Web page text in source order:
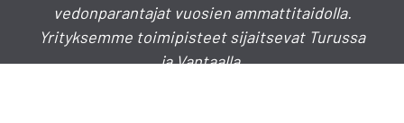
vedonparantajat vuosien ammattitaidolla.
Yrityksemme toimipisteet sijaitsevat Turussa
ja Vantaalla.